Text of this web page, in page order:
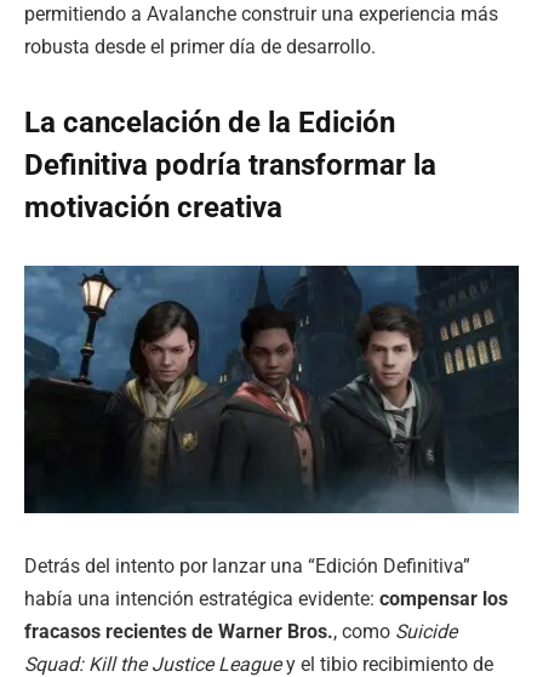
permitiendo a Avalanche construir una experiencia más
robusta desde el primer día de desarrollo.
La cancelación de la Edición
Definitiva podría transformar la
motivación creativa
Detrás del intento por lanzar una “Edición Definitiva”
había una intención estratégica evidente: compensar los
fracasos recientes de Warner Bros., como Suicide
Squad: Kill the Justice Leaguey el tibio recibimiento de